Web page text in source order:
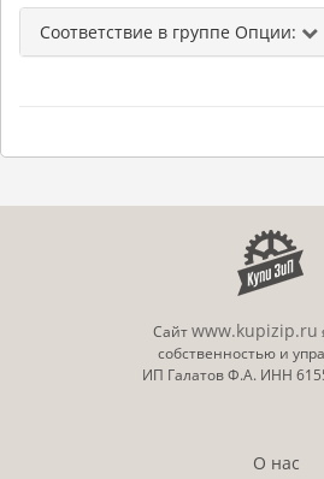
Соответствие в группе Опции:
Сайтwww.kupizip.ru
собственностью и
ИП Галатов Ф.А. ИНН
О нас